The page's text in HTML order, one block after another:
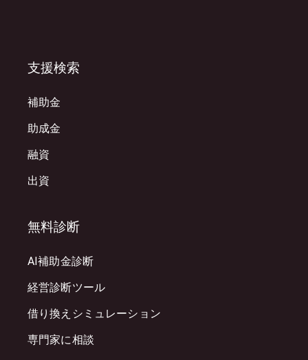
支援検索
補助金
助成金
融資
出資
無料診断
AI補助金診断
経営診断ツール
借り換えシミュレーション
専門家に相談